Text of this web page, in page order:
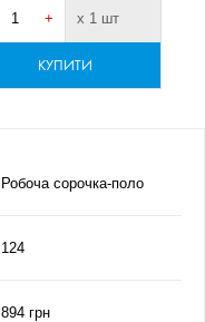
+ х 1 шт
КУПИТИ
Робоча сорочка-поло
124
894 грн